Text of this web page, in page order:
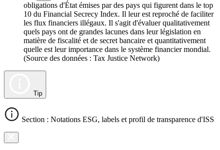
obligations d'État émises par des pays qui figurent dans le top
10 du Financial Secrecy Index. Il leur est reproché de faciliter
les flux financiers illégaux. Il s'agit d'évaluer qualitativement
quels pays ont de grandes lacunes dans leur législation en
matière de fiscalité et de secret bancaire et quantitativement
quelle est leur importance dans le système financier mondial.
(Source des données : Tax Justice Network)
Tip
Section : Notations ESG, labels et profil de transparence d'ISS